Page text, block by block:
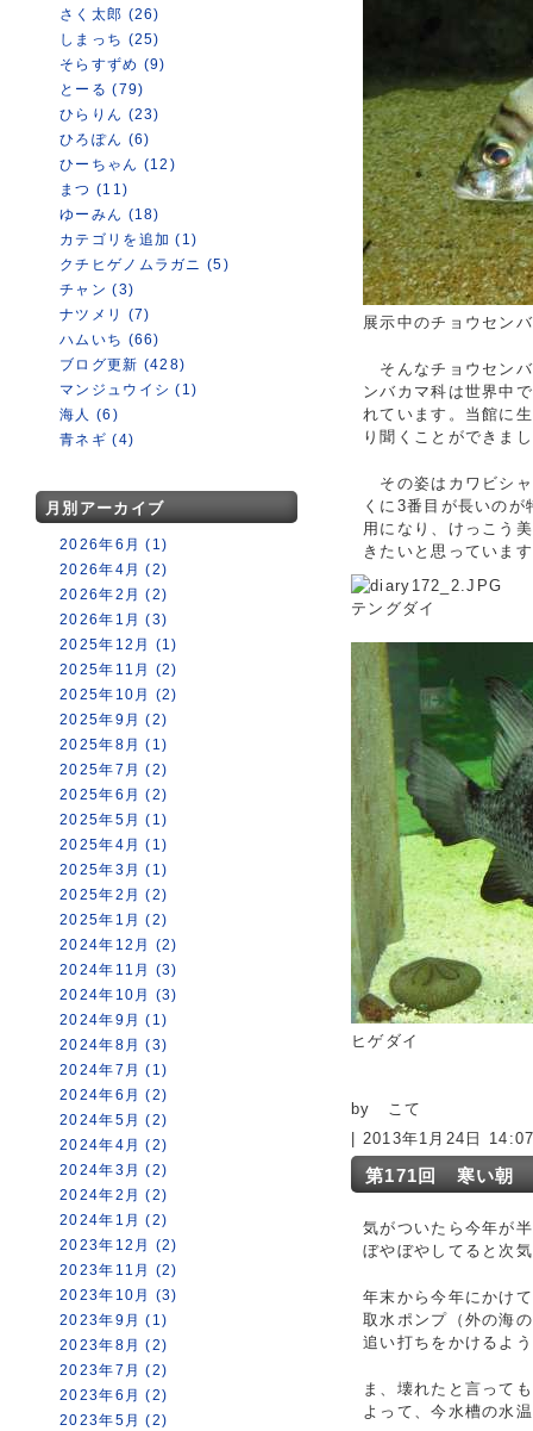
さく太郎 (26)
しまっち (25)
そらすずめ (9)
とーる (79)
ひらりん (23)
ひろぽん (6)
ひーちゃん (12)
まつ (11)
ゆーみん (18)
カテゴリを追加 (1)
クチヒゲノムラガニ (5)
チャン (3)
ナツメリ (7)
ハムいち (66)
ブログ更新 (428)
マンジュウイシ (1)
海人 (6)
青ネギ (4)
月別アーカイブ
2026年6月 (1)
2026年4月 (2)
2026年2月 (2)
2026年1月 (3)
2025年12月 (1)
2025年11月 (2)
2025年10月 (2)
2025年9月 (2)
2025年8月 (1)
2025年7月 (2)
2025年6月 (2)
2025年5月 (1)
2025年4月 (1)
2025年3月 (1)
2025年2月 (2)
2025年1月 (2)
2024年12月 (2)
2024年11月 (3)
2024年10月 (3)
2024年9月 (1)
2024年8月 (3)
2024年7月 (1)
2024年6月 (2)
2024年5月 (2)
2024年4月 (2)
2024年3月 (2)
2024年2月 (2)
2024年1月 (2)
2023年12月 (2)
2023年11月 (2)
2023年10月 (3)
2023年9月 (1)
2023年8月 (2)
2023年7月 (2)
2023年6月 (2)
2023年5月 (2)
展示中のチョウセン
そんなチョウセンバ
ンバカマ科は世界中
れています。当館に
り聞くことができま
その姿はカワビシャ
くに3番目が長いの
用になり、けっこう
きたいと思っていま
テングダイ
ヒゲダイ
by こて
| 2013年1月24日
第171回 寒い朝
気がついたら今年が
ぼやぼやしてると次
年末から今年にかけ
取水ポンプ（外の海
追い打ちをかけるよ
ま、壊れたと言って
よって、今水槽の水